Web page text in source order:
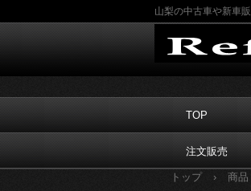
山梨の中古車や新車
TOP
注文販売
トップ › 商品